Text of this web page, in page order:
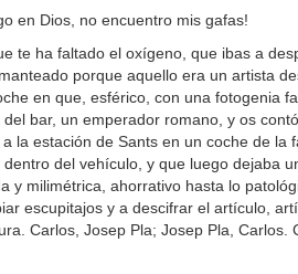
en Dios, no encuentro mis gafas!
te ha faltado el oxígeno, que ibas a
porque aquello era un artista
en que, esférico, con una fotogenia
bar, un emperador romano, y os
la estación de Sants en un coche de la
dentro del vehículo, y que luego dejaba
y milimétrica, ahorrativo hasta lo
escupitajos y a descifrar el artículo,
Carlos, Josep Pla; Josep Pla, Carlos.